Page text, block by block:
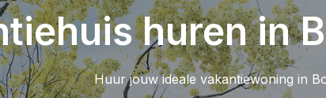
huren in
Huur jouw ideale vakantiewoning in